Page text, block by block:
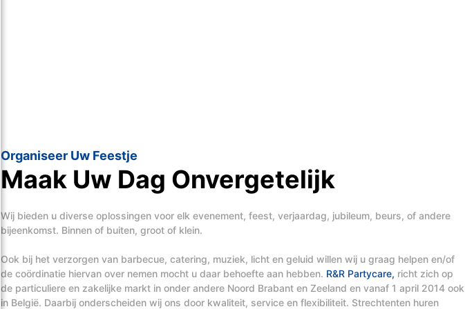
Organiseer Uw Feestje
Maak Uw Dag Onvergetelijk
Wij bieden u diverse oplossingen voor elk evenement, feest, verjaardag, jubileum, beurs, of andere
bijeenkomst. Binnen of buiten, groot of klein.
Ook bij het verzorgen van barbecue, catering, muziek, licht en geluid willen wij u graag helpen en/of
de coördinatie hiervan over nemen mocht u daar behoefte aan hebben. R&R Partycare, richt zich op
de particuliere en zakelijke markt in onder andere Noord Brabant en Zeeland en vanaf 1 april 2014 ook
in België. Daarbij onderscheiden wij ons door kwaliteit, service en flexibiliteit. Strechtenten huren